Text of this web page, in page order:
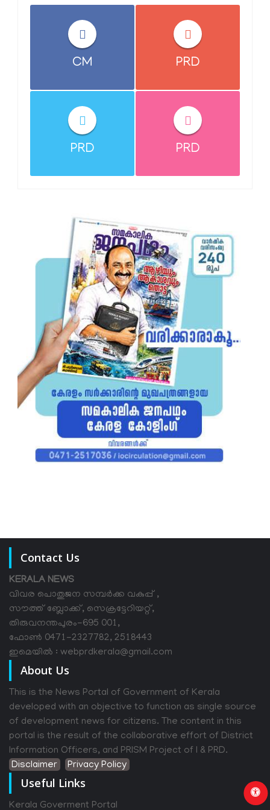
CM PRD
PRD PRD
Contact Us
KERALA NEWS
വിവര പൊതുജന സമ്പര്‍ക്ക വകുപ്പ് ,
സൗത്ത് ബ്ലോക്ക്, സെക്രട്ടേറിയറ്റ്,
തിരുവനന്തപുരം-695 001,
ഫോൺ 0471-2327782, 2518443
ഇമെയിൽ : webprdkerala@gmail.com
About Us
This is the News Portal of Government of Kerala
developed with an objective to function as single source
of development news for citizens. The content in this
portal is the result of the collaborative effort of District
Information Officers, and PRISM Project of I & PRD.
Disclaimer
Privacy Policy
Useful Links
Kerala Goverment Portal